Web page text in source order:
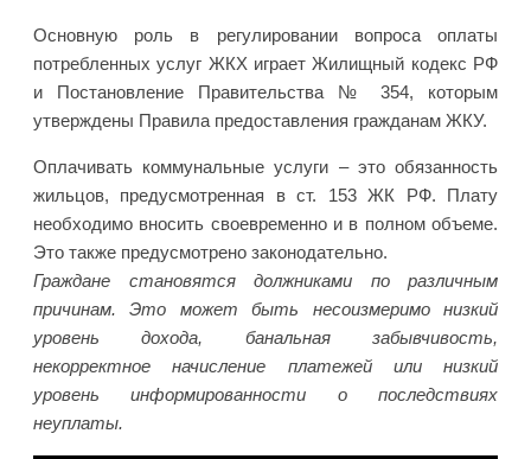
Основную роль в регулировании вопроса оплаты
потребленных услуг ЖКХ играет Жилищный кодекс РФ
и Постановление Правительства № 354, которым
утверждены Правила предоставления гражданам ЖКУ.
Оплачивать коммунальные услуги – это обязанность
жильцов, предусмотренная в ст. 153 ЖК РФ. Плату
необходимо вносить своевременно и в полном объеме.
Это также предусмотрено законодательно.
Граждане становятся должниками по различным
причинам. Это может быть несоизмеримо низкий
уровень дохода, банальная забывчивость,
некорректное начисление платежей или низкий
уровень информированности о последствиях
неуплаты.